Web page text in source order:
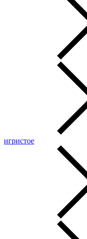
игристое